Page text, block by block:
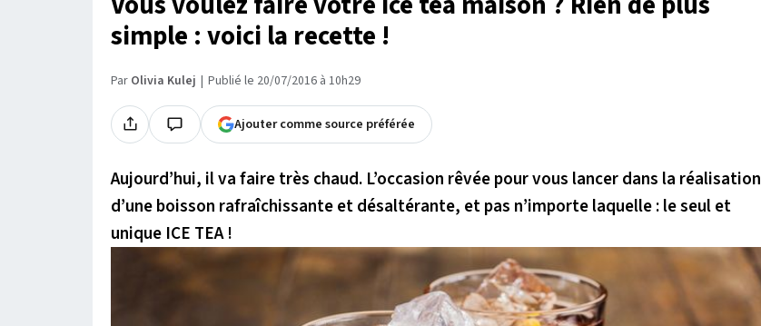
simple : voici la recette !
Par Olivia Kulej Publié le 20/07/2016 à 10h29
Ajouter comme source préférée
Aujourd’hui, il va faire très chaud. L’occasion rêvée pour vous lancer dans la réalisation
d’une boisson rafraîchissante et désaltérante, et pas n’importe laquelle : le seul et
unique ICE TEA !